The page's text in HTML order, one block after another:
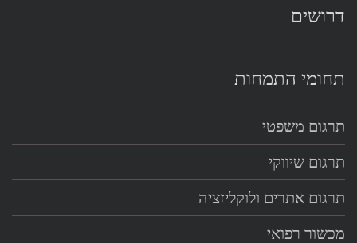
דרושים
תחומי התמחות
תרגום משפטי
תרגום שיווקי
תרגום אתרים ולוקליזציה
מכשור רפואי